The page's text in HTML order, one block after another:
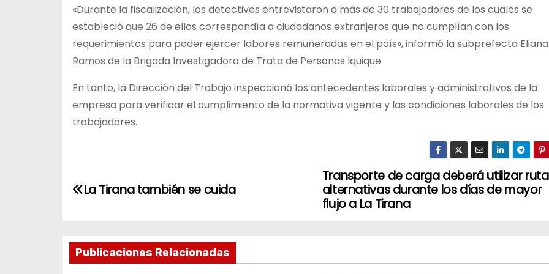
«Durante la fiscalización, los detectives entrevistaron a más de 30 trabajadores de los cuales se
estableció que 26 de ellos correspondía a ciudadanos extranjeros que no cumplían con los
requerimientos para poder ejercer labores remuneradas en el país», informó la subprefecta Eliana
Ramos de la Brigada Investigadora de Trata de Personas Iquique
En tanto, la Dirección del Trabajo inspeccionó los antecedentes laborales y administrativos de la
empresa para verificar el cumplimiento de la normativa vigente y las condiciones laborales de los
trabajadores.
N
e
Transporte de carga deberá utilizar
alternativas durante los días de mayor
flujo a La Tirana
La Tirana también se cuida
Publicaciones Relacionadas